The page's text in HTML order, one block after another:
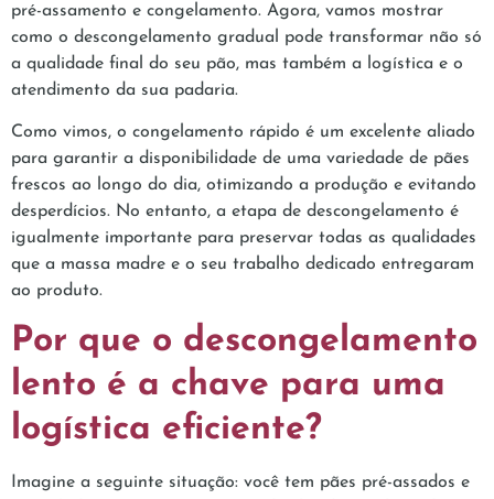
pré-assamento e congelamento. Agora, vamos mostrar
como o descongelamento gradual pode transformar não só
a qualidade final do seu pão, mas também a logística e o
atendimento da sua padaria.
Como vimos, o congelamento rápido é um excelente aliado
para garantir a disponibilidade de uma variedade de pães
frescos ao longo do dia, otimizando a produção e evitando
desperdícios. No entanto, a etapa de descongelamento é
igualmente importante para preservar todas as qualidades
que a massa madre e o seu trabalho dedicado entregaram
ao produto.
Por que o descongelamento
lento é a chave para uma
logística eficiente?
Imagine a seguinte situação: você tem pães pré-assados e